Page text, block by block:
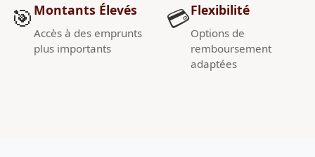
🎯 Montants Élevés
Accès à des emprunts
plus importants
💳Flexibilité
Options de
remboursement
adaptées